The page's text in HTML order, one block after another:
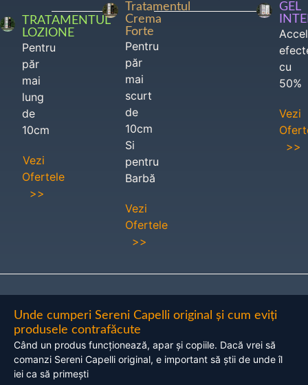
TRATAMENTUL
LOZIONE
Pentru
păr
mai
lung
de
10cm
Vezi
Ofertele
>>
Tratamentul
Crema
Forte
Pentru
păr
mai
scurt
de
10cm
Si
pentru
Barbă
Vezi
Ofertele
>>
GEL
cu
50%
Vezi
>>
Unde cumperi Sereni Capelli original și cum eviți
produsele contrafăcute
Când un produs funcționează, apar și copiile. Dacă vrei să
comanzi Sereni Capelli original, e important să știi de unde îl
iei ca să primești